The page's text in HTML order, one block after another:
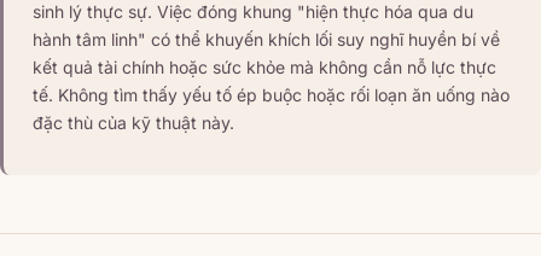
sinh lý thực sự. Việc đóng khung "hiện thực hóa qua du
hành tâm linh" có thể khuyến khích lối suy nghĩ huyền bí về
kết quả tài chính hoặc sức khỏe mà không cần nỗ lực thực
tế. Không tìm thấy yếu tố ép buộc hoặc rối loạn ăn uống nào
đặc thù của kỹ thuật này.